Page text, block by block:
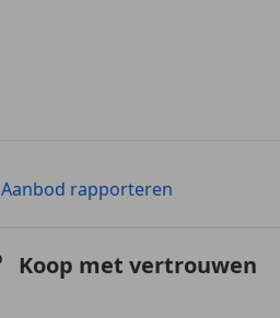
Aanbod rapporteren
Koop met vertrouwen